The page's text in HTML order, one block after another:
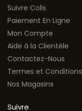
Suivre Colis
Paiement En Ligne
Mon Compte
Aide à la Clientèle
Contactez-Nous
Termes et Conditions
Nos Magasins
Suivre